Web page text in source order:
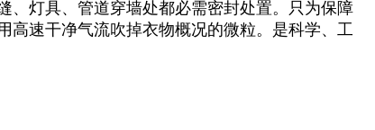
、灯具、管道穿墙处都必需密封处置。只为保障
速干净气流吹掉衣物概况的微粒。是科学、工